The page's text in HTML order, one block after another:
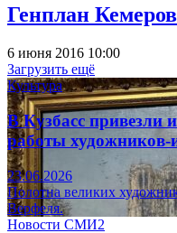
Генплан
6 июня 2016 10:00
Загрузить ещё
Культура
В Кузбасс привезли
работы художников-
23.06.2026
Полотна великих
Верфеля.
Новости СМИ2